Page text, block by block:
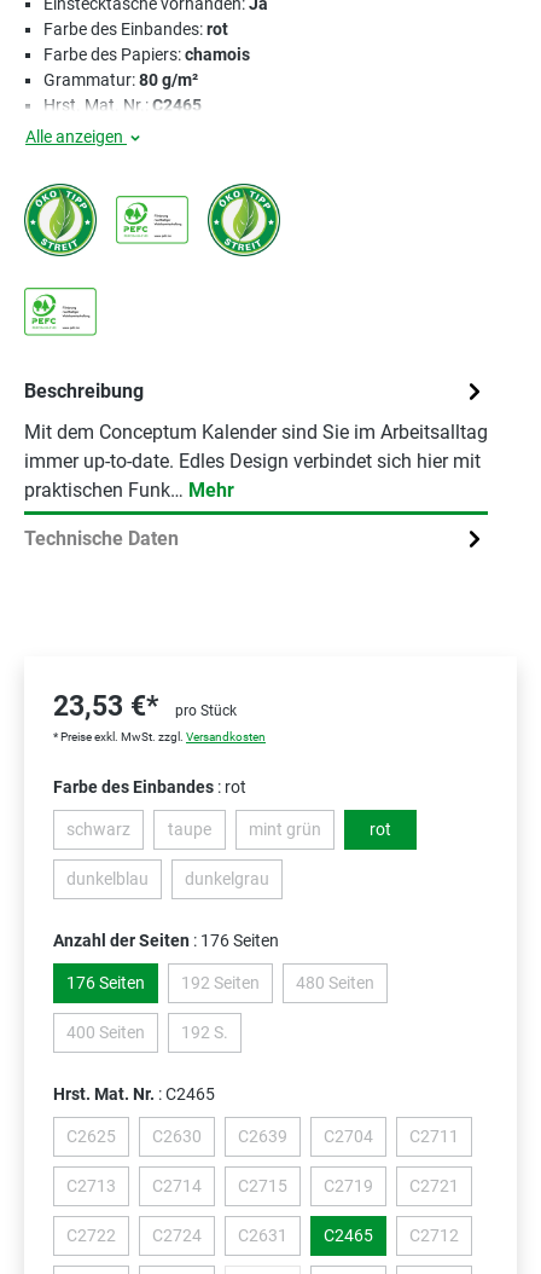
Farbe des Einbandes:rot
Farbe des Papiers:chamois
Grammatur:80 g/m²
Hrst. Mat. Nr.:C2465
Alle anzeigen
Beschreibung
Mit dem Conceptum Kalender sind Sie im Arbeitsalltag
immer up-to-date. Edles Design verbindet sich hier mit
praktischen Funk… Mehr
Technische Daten
23,53 €* pro Stück
* Preise exkl. MwSt. zzgl. Versandkosten
Farbe des Einbandes : rot
schwarz(Diese Option ist zurzeit nicht verfügbar.)
taupe(Diese Option ist zurzeit nicht verfügbar.)
mint grün(Diese Option ist zurzeit nicht
rot
dunkelblau(Diese Option ist zurzeit nicht verfügbar.)
dunkelgrau(Diese Option ist zurzeit nicht verfügbar.)
Anzahl der Seiten : 176 Seiten
176 Seiten 192 Seiten(Diese Option ist zurzeit nicht verfügbar.)
480 Seiten(Diese Option ist zurzeit nicht
400 Seiten(Diese Option ist zurzeit nicht verfügbar.)
192 S.(Diese Option ist zurzeit nicht verfügbar.)
Hrst. Mat. Nr. : C2465
C2625(Diese Option ist zurzeit nicht verfügbar.)
C2630(Diese Option ist zurzeit nicht verfügbar.)
C2639(Diese Option ist zurzeit nicht verfügbar.)
C2704(Diese Option ist zurzeit nicht
C2711(Diese Option
C2713(Diese Option ist zurzeit nicht verfügbar.)
C2714(Diese Option ist zurzeit nicht verfügbar.)
C2715(Diese Option ist zurzeit nicht verfügbar.)
C2719(Diese Option ist zurzeit nicht
C2721(Diese Option
C2722(Diese Option ist zurzeit nicht verfügbar.)
C2724(Diese Option ist zurzeit nicht verfügbar.)
C2631(Diese Option ist zurzeit nicht verfügbar.)
C2465 C2712(Diese Option